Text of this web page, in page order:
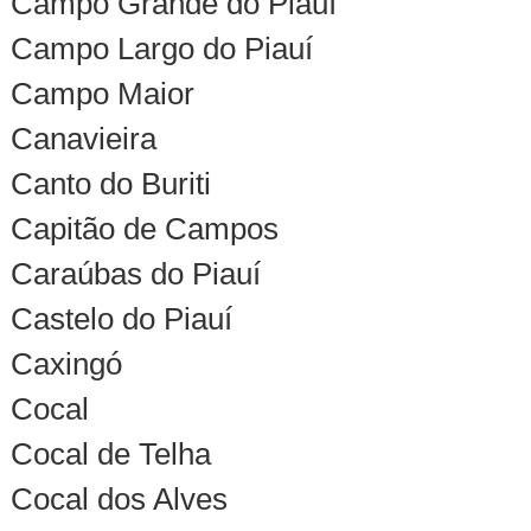
Campo Largo do Piauí
Campo Maior
Canavieira
Canto do Buriti
Capitão de Campos
Caraúbas do Piauí
Castelo do Piauí
Caxingó
Cocal
Cocal de Telha
Cocal dos Alves